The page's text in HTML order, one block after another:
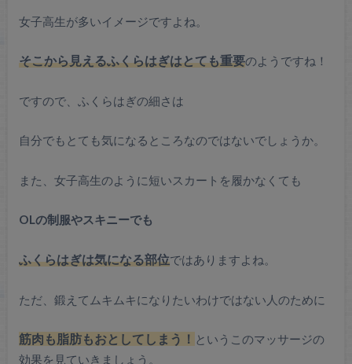
女子高生が多いイメージですよね。
そこから見えるふくらはぎはとても重要のようですね！
ですので、ふくらはぎの細さは
自分でもとても気になるところなのではないでしょうか。
また、女子高生のように短いスカートを履かなくても
OLの制服やスキニーでも
ふくらはぎは気になる部位ではありますよね。
ただ、鍛えてムキムキになりたいわけではない人のために
筋肉も脂肪もおとしてしまう！ というこのマッサージの
効果を見ていきましょう。